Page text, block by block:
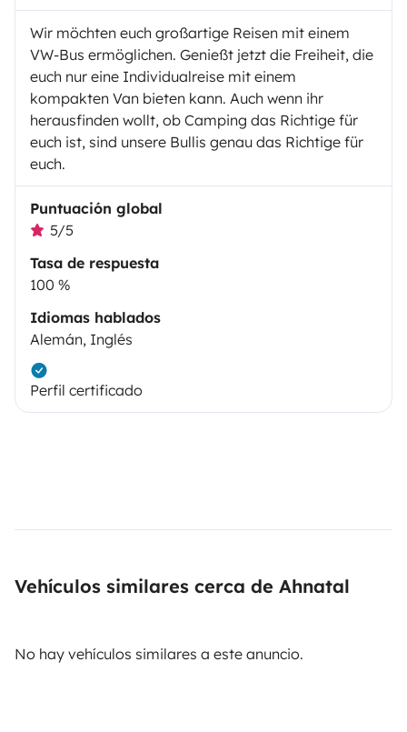
Wir möchten euch großartige Reisen mit einem
VW-Bus ermöglichen. Genießt jetzt die Freiheit, die
euch nur eine Individualreise mit einem
kompakten Van bieten kann. Auch wenn ihr
herausfinden wollt, ob Camping das Richtige für
euch ist, sind unsere Bullis genau das Richtige für
euch.
Puntuación global
5/5
Tasa de respuesta
100 %
Idiomas hablados
Alemán, Inglés
Perfil certificado
Vehículos similares cerca de Ahnatal
No hay vehículos similares a este anuncio.